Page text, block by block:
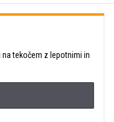
na tekočem z lepotnimi in